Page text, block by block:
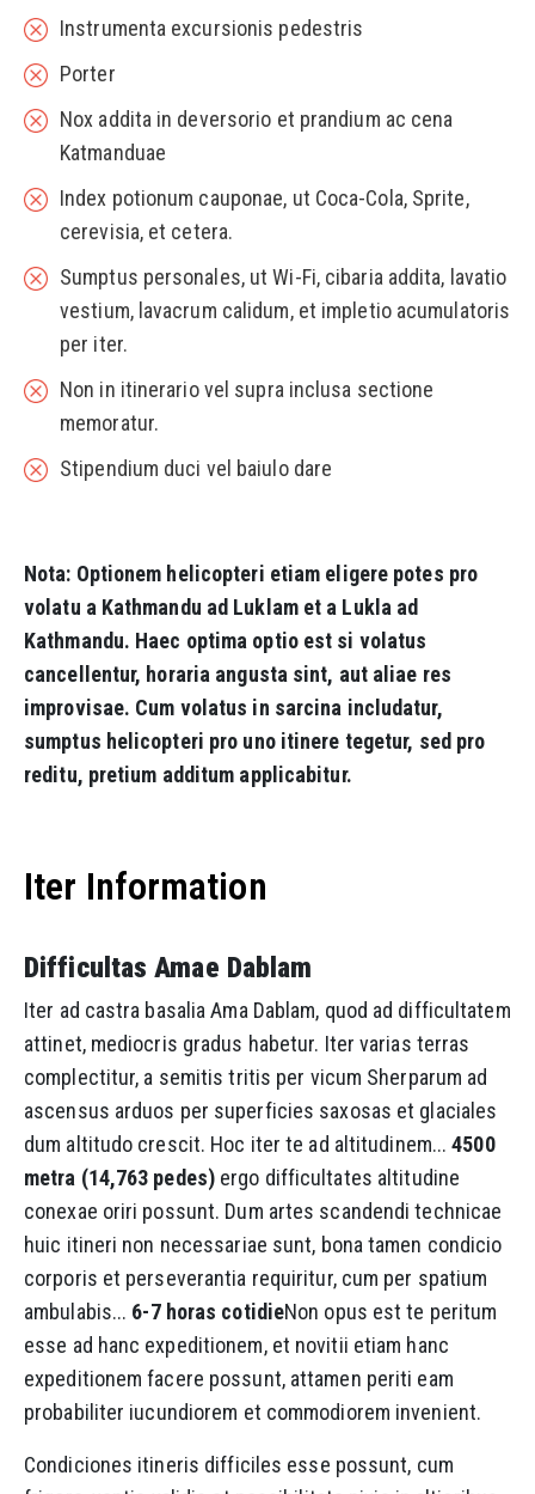
Instrumenta excursionis pedestris
Porter
Nox addita in deversorio et prandium ac cena
Katmanduae
Index potionum cauponae, ut Coca-Cola, Sprite,
cerevisia, et cetera.
Sumptus personales, ut Wi-Fi, cibaria addita, lavatio
vestium, lavacrum calidum, et impletio acumulatoris
per iter.
Non in itinerario vel supra inclusa sectione
memoratur.
Stipendium duci vel baiulo dare
Nota: Optionem helicopteri etiam eligere potes pro
volatu a Kathmandu ad Luklam et a Lukla ad
Kathmandu. Haec optima optio est si volatus
cancellentur, horaria angusta sint, aut aliae res
improvisae. Cum volatus in sarcina includatur,
sumptus helicopteri pro uno itinere tegetur, sed pro
reditu, pretium additum applicabitur.
Iter Information
Difficultas Amae Dablam
Iter ad castra basalia Ama Dablam, quod ad difficultatem
attinet, mediocris gradus habetur. Iter varias terras
complectitur, a semitis tritis per vicum Sherparum ad
ascensus arduos per superficies saxosas et glaciales
dum altitudo crescit. Hoc iter te ad altitudinem... 4500
metra (14,763 pedes) ergo difficultates altitudine
conexae oriri possunt. Dum artes scandendi technicae
huic itineri non necessariae sunt, bona tamen condicio
corporis et perseverantia requiritur, cum per spatium
ambulabis... 6-7 horas cotidieNon opus est te peritum
esse ad hanc expeditionem, et novitii etiam hanc
expeditionem facere possunt, attamen periti eam
probabiliter iucundiorem et commodiorem invenient.
Condiciones itineris difficiles esse possunt, cum